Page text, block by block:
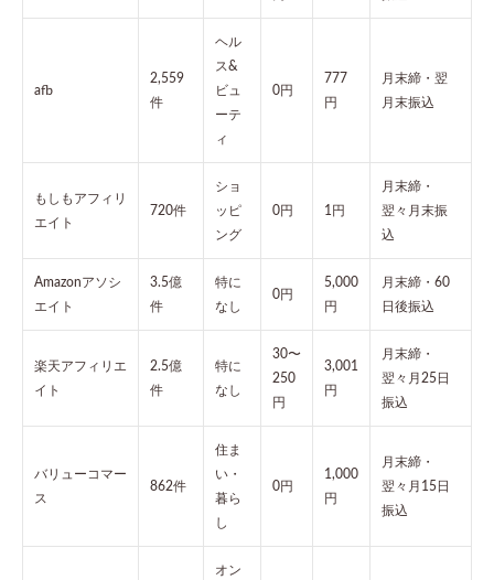
afb
2,559
件
ヘル
ス&
ビュ
ーテ
ィ
0円
777
円
月末締・翌
月末振込
もしもアフィリ
エイト
720件
ショ
ッピ
ング
0円 1円
月末締・
翌々月末振
込
Amazonアソシ
エイト
3.5億
件
特に
なし
0円
5,000
円
月末締・60
日後振込
楽天アフィリエ
イト
2.5億
件
特に
なし
30〜
250
円
3,001
円
月末締・
翌々月25日
振込
バリューコマー
ス
862件
住ま
い・
暮ら
し
0円
1,000
円
月末締・
翌々月15日
振込
オン